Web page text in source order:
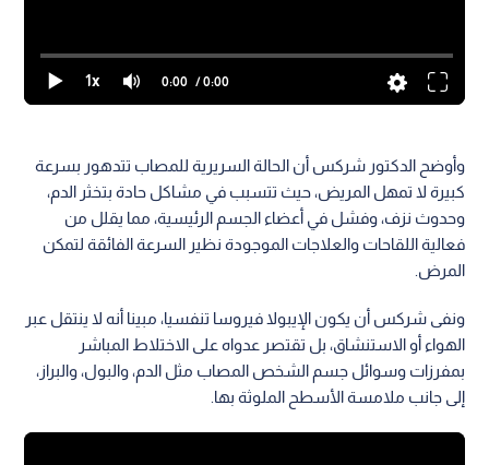
1x 0:00 / 0:00
وأوضح الدكتور شركس أن الحالة السريرية للمصاب تتدهور بسرعة
كبيرة لا تمهل المريض، حيث تتسبب في مشاكل حادة بتخثر الدم،
وحدوث نزف، وفشل في أعضاء الجسم الرئيسية، مما يقلل من
فعالية اللقاحات والعلاجات الموجودة نظير السرعة الفائقة لتمكن
المرض.
ونفى شركس أن يكون الإيبولا فيروسا تنفسيا، مبينا أنه لا ينتقل عبر
الهواء أو الاستنشاق، بل تقتصر عدواه على الاختلاط المباشر
بمفرزات وسوائل جسم الشخص المصاب مثل الدم، والبول، والبراز،
إلى جانب ملامسة الأسطح الملوثة بها.